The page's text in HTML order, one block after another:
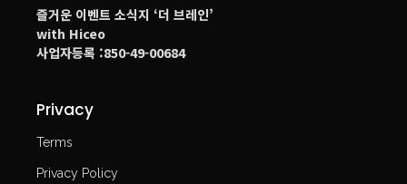
즐거운 이벤트 소식지 ‘더 브레인’
with Hiceo
사업자등록 :850-49-00684
Privacy
Terms
Privacy Policy